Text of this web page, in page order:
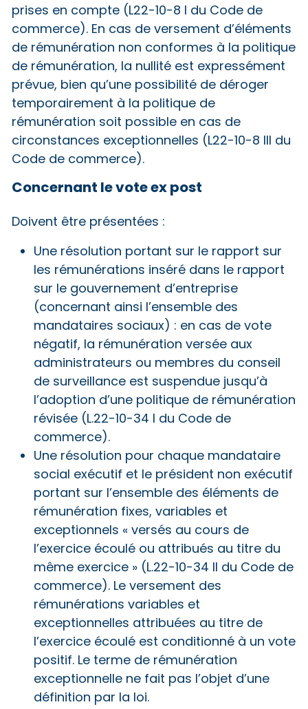
prises en compte (L22-10-8 I du Code de
commerce). En cas de versement d’éléments
de rémunération non conformes à la politique
de rémunération, la nullité est expressément
prévue, bien qu’une possibilité de déroger
temporairement à la politique de
rémunération soit possible en cas de
circonstances exceptionnelles (L22-10-8 III du
Code de commerce).
Concernant le vote ex post
Doivent être présentées :
Une résolution portant sur le rapport sur
les rémunérations inséré dans le rapport
sur le gouvernement d’entreprise
(concernant ainsi l’ensemble des
mandataires sociaux) : en cas de vote
négatif, la rémunération versée aux
administrateurs ou membres du conseil
de surveillance est suspendue jusqu’à
l’adoption d’une politique de rémunération
révisée (L.22-10-34 I du Code de
commerce).
Une résolution pour chaque mandataire
social exécutif et le président non exécutif
portant sur l’ensemble des éléments de
rémunération fixes, variables et
exceptionnels « versés au cours de
l’exercice écoulé ou attribués au titre du
même exercice » (L.22-10-34 II du Code de
commerce). Le versement des
rémunérations variables et
exceptionnelles attribuées au titre de
l’exercice écoulé est conditionné à un vote
positif. Le terme de rémunération
exceptionnelle ne fait pas l’objet d’une
définition par la loi.